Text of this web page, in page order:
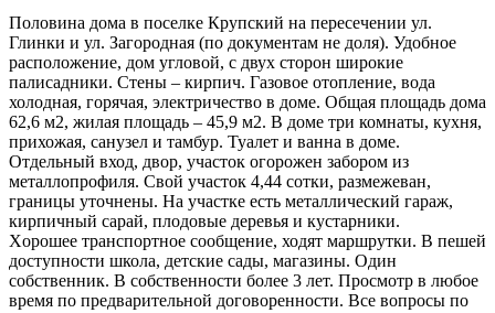
Половина дома в поселке Крупский на пересечении ул.
Глинки и ул. Загородная (по документам не доля). Удобное
расположение, дом угловой, с двух сторон широкие
палисадники. Стены – кирпич. Газовое отопление, вода
холодная, горячая, электричество в доме. Общая площадь дома
62,6 м2, жилая площадь – 45,9 м2. В доме три комнаты, кухня,
прихожая, санузел и тамбур. Туалет и ванна в доме.
Отдельный вход, двор, участок огорожен забором из
металлопрофиля. Свой участок 4,44 сотки, размежеван,
границы уточнены. На участке есть металлический гараж,
кирпичный сарай, плодовые деревья и кустарники.
Xорошее транспортное сообщение, ходят маршрутки. В пешей
доступности школа, детские сады, магазины. Один
собственник. В собственности более 3 лет. Просмотр в любое
время по предварительной договоренности. Все вопросы по